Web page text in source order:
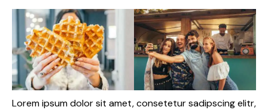
Lorem ipsum dolor sit amet, consetetur sadipscing elitr,